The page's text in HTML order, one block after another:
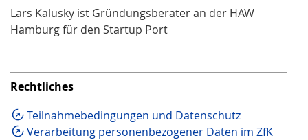
Lars Kalusky ist Gründungsberater an der HAW
Hamburg für den Startup Port
Rechtliches
Teilnahmebedingungen und Datenschutz
Verarbeitung personenbezogener Daten im ZfK